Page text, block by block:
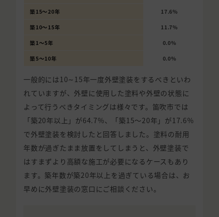
築15〜20年 17.6%
築10〜15年 11.7%
築1〜5年 0.0%
築5〜10年 0.0%
一般的には10∼15年一度外壁塗装をするべきといわ
れていますが、外壁に使用した塗料や外壁の状態に
よって行うべきタイミングは様々です。笛吹市では
「築20年以上」が64.7%、「築15〜20年」が17.6%
で外壁塗装を検討したと回答しました。塗料の耐用
年数が過ぎたまま放置をしてしまうと、外壁塗装で
はすまずより高額な施工が必要になるケースもあり
ます。築年数が築20年以上を過ぎている場合は、お
早めに外壁塗装の窓口にご相談ください。